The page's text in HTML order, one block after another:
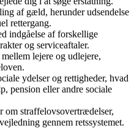
af gæld, herunder udsendelse
rettergang.
indgåelse af forskellige
og serviceaftaler.
lejere og udlejere,
ydelser og rettigheder, hvad
pension eller andre sociale
om straffelovsovertrædelser,
gennem retssystemet.